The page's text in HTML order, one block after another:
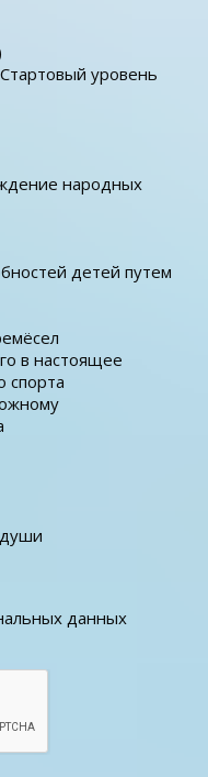
уровень
народных
детей путем
в настоящее
спорта
данных